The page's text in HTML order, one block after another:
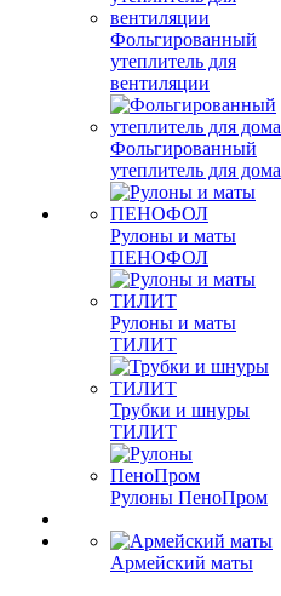
Фольгированный
утеплитель для
вентиляции
Фольгированный
утеплитель для дома
Рулоны и маты
ПЕНОФОЛ
Рулоны и маты
ТИЛИТ
Трубки и шнуры
ТИЛИТ
Рулоны ПеноПром
Армейский маты